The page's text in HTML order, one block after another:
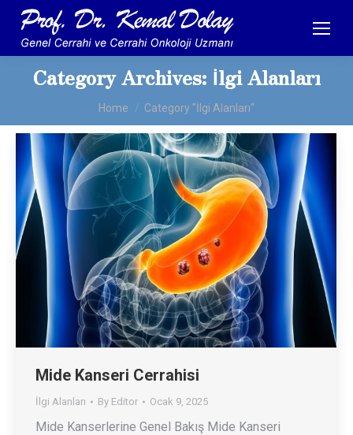
Category Archives: İlgi Alanları
You are here:
Home Category "İlgi Alanları"
Mide Kanseri Cerrahisi
İlgi Alanları By Editor Ocak 9, 2025
Mide Kanserlerine Genel Bakış Mide Kanseri